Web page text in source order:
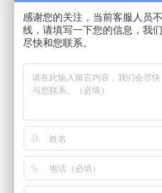
惠普（
体机 打
机 商用
￥
21/20
出时间
进纸盒
5000页,
感谢您的关注，当前客服人员
线，请填写一下您的信息，我
尽快和您联系。